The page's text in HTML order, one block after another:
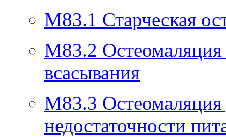
M83.1 Старческая
M83.2
всасывания
M83.3 Остеомаляция
недостаточности